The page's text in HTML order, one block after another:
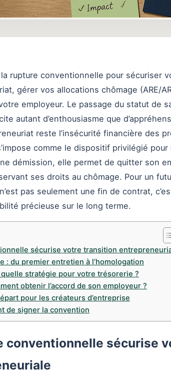
rupture conventionnelle pour sécuriser
gérer vos allocations chômage (ARE/
employeur. Le passage du statut de
autant d’enthousiasme que
reste l’insécurité financière des
comme le dispositif privilégié
démission, elle permet de quitter son
ses droits au chômage. Pour un
pas seulement une fin de contrat,
précieuse sur le long terme.
sécurise votre transition
: du premier entretien à l’homologation
quelle stratégie pour votre trésorerie ?
obtenir l’accord de son employeur ?
pour les créateurs d’entreprise
de signer la convention
conventionnelle sécurise